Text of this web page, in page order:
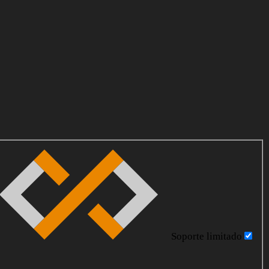
Soporte limitado